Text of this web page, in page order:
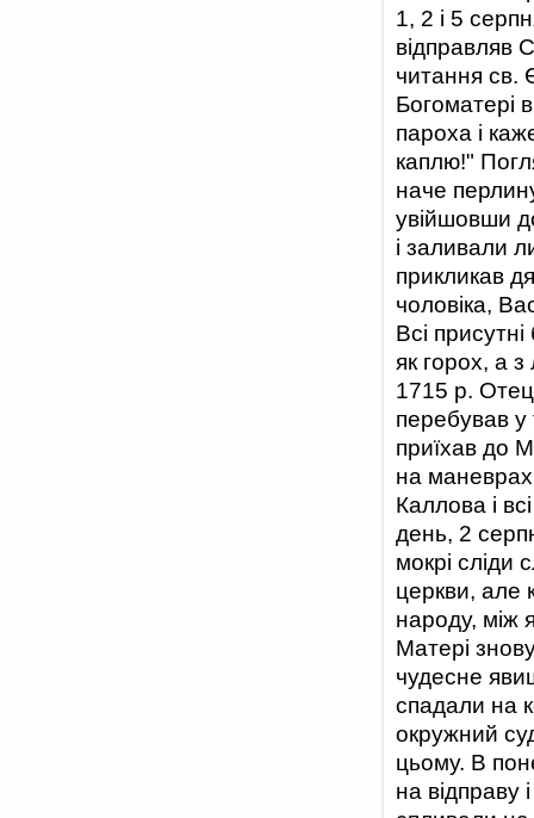
1, 2 і 5
відправляв
читання св.
Богоматері
пароха і
каплю!"
наче
увійшовши
і заливали
прикликав
чоловіка,
Всі
як горох, а
1715 р.
перебував у
приїхав до
на
Каллова і
день, 2
мокрі сліди
церкви, але
народу, між
Матері
чудесне
спадали на
окружний
цьому. В
на